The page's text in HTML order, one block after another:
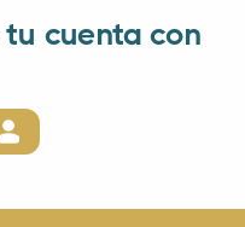
cuenta con